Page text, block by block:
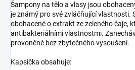
Šampony na tělo a vlasy jsou
je známý pro své zvláčňující vlastnosti.
obohacené o extrakt ze zeleného čaje,
antibakteriálními vlastnostmi.
provoněné bez zbytečného vysoušení.
Kapsička obsahuje: